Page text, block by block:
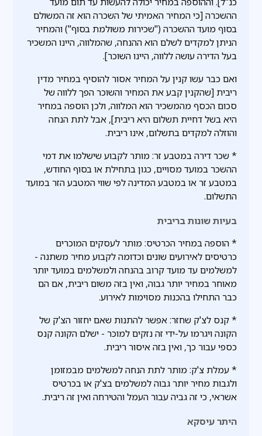
ההשכרה [כי המחיר האמיתי של השכרה הוא זה המשולם
בסוף מועד ההשכרה ("שכירות משולמת בסוף") והמחיר
הניתן למקדים לשלם הוא ההנחה, שהמלווה, היינו המשכיר
בעל הדירה עושה ללווה, היינו השוכר].
ואם כבר עשו קנין על המחיר אסור להוסיף במחיר מדין
ריבית [שהקנין קבע את המחיר והשוכר הפך ללווה של
סכום הכסף מהמשכיר הוא המלווה, ולכן הוספה במחיר
היא בשל דחיית תשלום היא ריבית], אבל לתת הנחה
והוזלה למקדים בתשלום, אינו ריבית.
* שכר דירה במטבע זר: מותר לקבוע שישלמו את דמי
ההשכר במועד מסויים, כגון בתחילת או בסוף החודש,
במטבע זר או במטבע המדינה לפי שווי המטבע הזר במועד
התשלום.
בעיות שונות בריבית
* הוספה במחיר הכרטיס: מותר לעסקים המוכרים
כרטיסים לאירועים שונים וכדומה לקבוע מחיר משתנה -
למשלמים עד מועד קרוב בהנחה ולמשלמים במועד יותר
מאוחר במחיר יותר גבוה, ואין בזה משום ריבית, אם הם
כבר התחילו בהכנות מסוימות לאירוע.
* קנס לצ'ק שחזר: אפשר להתנות שאם יחזור הצ'ק של
הקונה ויגרמו על-ידי זה נזקים למוכר - ישלם הקונה קנס
כספי עבור כך, ואין בזה איסור ריבית.
* עמלת צ'ק: מותר לתת הנחה למשלמים מבמזומן
ולגבות מחיר יותר גבוה למשלמים בצ'ק או בכרטיס
אשראי, כי זה גביה עבור העמל והטירחה ואין זה ריבית.
היתר עיסקא